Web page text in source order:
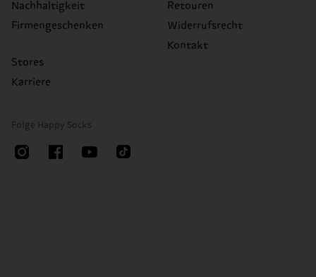
Nachhaltigkeit
Firmengeschenken
Stores
Karriere
Retouren
Widerrufsrecht
Kontakt
Folge Happy Socks